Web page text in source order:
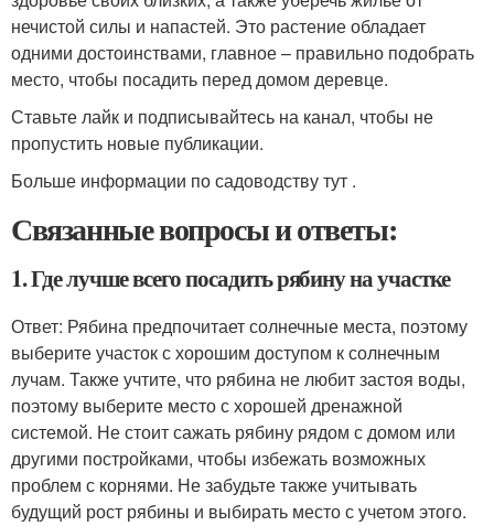
нечистой силы и напастей. Это растение обладает
одними достоинствами, главное – правильно подобрать
место, чтобы посадить перед домом деревце.
Ставьте лайк и подписывайтесь на канал, чтобы не
пропустить новые публикации.
Больше информации по садоводству тут .
Связанные вопросы и ответы:
1. Где лучше всего посадить рябину на участке
Ответ: Рябина предпочитает солнечные места, поэтому
выберите участок с хорошим доступом к солнечным
лучам. Также учтите, что рябина не любит застоя воды,
поэтому выберите место с хорошей дренажной
системой. Не стоит сажать рябину рядом с домом или
другими постройками, чтобы избежать возможных
проблем с корнями. Не забудьте также учитывать
будущий рост рябины и выбирать место с учетом этого.